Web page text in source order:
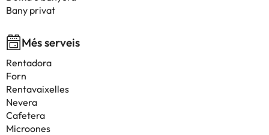
Bany privat
Més serveis
Rentadora
Forn
Rentavaixelles
Nevera
Cafetera
Microones